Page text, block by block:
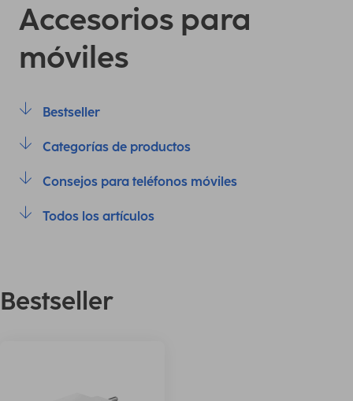
Accesorios para
móviles
Bestseller
Categorías de productos
Consejos para teléfonos móviles
Todos los artículos
Bestseller